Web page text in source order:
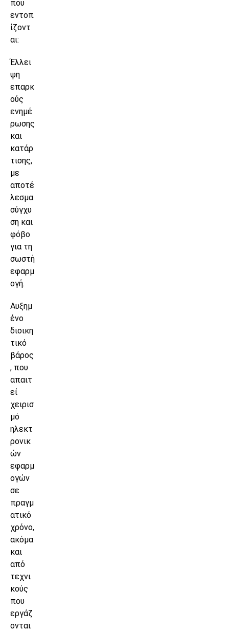
που
εντοπ
ίζοντ
αι:
Έλλει
ψη
επαρκ
ούς
ενημέ
ρωσης
και
κατάρ
τισης,
με
αποτέ
λεσμα
σύγχυ
ση και
φόβο
για τη
σωστή
εφαρμ
ογή.
Αυξημ
ένο
διοικη
τικό
βάρος
, που
απαιτ
εί
χειρισ
μό
ηλεκτ
ρονικ
ών
εφαρμ
ογών
σε
πραγμ
ατικό
χρόνο,
ακόμα
και
από
τεχνι
κούς
που
εργάζ
ονται